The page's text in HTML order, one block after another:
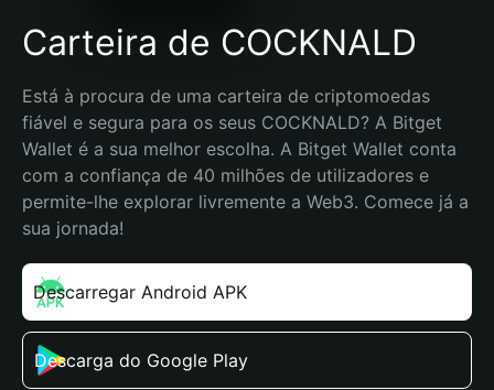
Carteira de COCKNALD
Está à procura de uma carteira de criptomoedas
fiável e segura para os seus COCKNALD? A Bitget
Wallet é a sua melhor escolha. A Bitget Wallet conta
com a confiança de 40 milhões de utilizadores e
permite-lhe explorar livremente a Web3. Comece já a
sua jornada!
Descarregar Android APK
Descarga do Google Play